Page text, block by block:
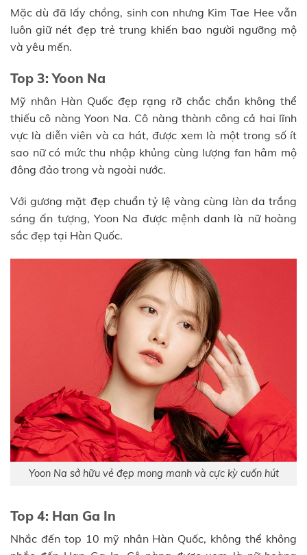
Mặc dù đã lấy chồng, sinh con nhưng Kim Tae Hee vẫn
luôn giữ nét đẹp trẻ trung khiến bao người ngưỡng mộ
và yêu mến.
Top 3: Yoon Na
Mỹ nhân Hàn Quốc đẹp rạng rỡ chắc chắn không thể
thiếu cô nàng Yoon Na. Cô nàng thành công cả hai lĩnh
vực là diễn viên và ca hát, được xem là một trong số ít
sao nữ có mức thu nhập khủng cùng lượng fan hâm mộ
đông đảo trong và ngoài nước.
Với gương mặt đẹp chuẩn tỷ lệ vàng cùng làn da trắng
sáng ấn tượng, Yoon Na được mệnh danh là nữ hoàng
sắc đẹp tại Hàn Quốc.
Yoon Na sở hữu vẻ đẹp mong manh và cực kỳ cuốn hút
Top 4: Han Ga In
Nhắc đến top 10 mỹ nhân Hàn Quốc, không thể không